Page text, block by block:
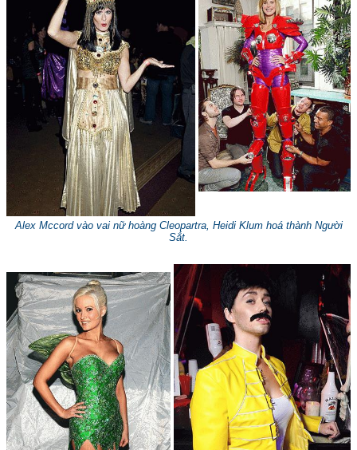
Alex Mccord vào vai nữ hoàng Cleopartra, Heidi Klum hoá thành Người
Sắt.